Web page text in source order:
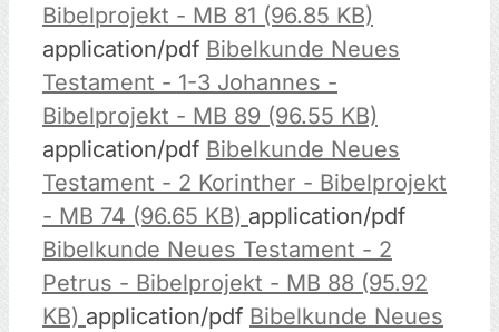
Bibelprojekt - MB 81 (96.85 KB)
application/pdf Bibelkunde Neues
Testament - 1-3 Johannes -
Bibelprojekt - MB 89 (96.55 KB)
application/pdf Bibelkunde Neues
Testament - 2 Korinther - Bibelprojekt
- MB 74 (96.65 KB) application/pdf
Bibelkunde Neues Testament - 2
Petrus - Bibelprojekt - MB 88 (95.92
KB) application/pdf Bibelkunde Neues